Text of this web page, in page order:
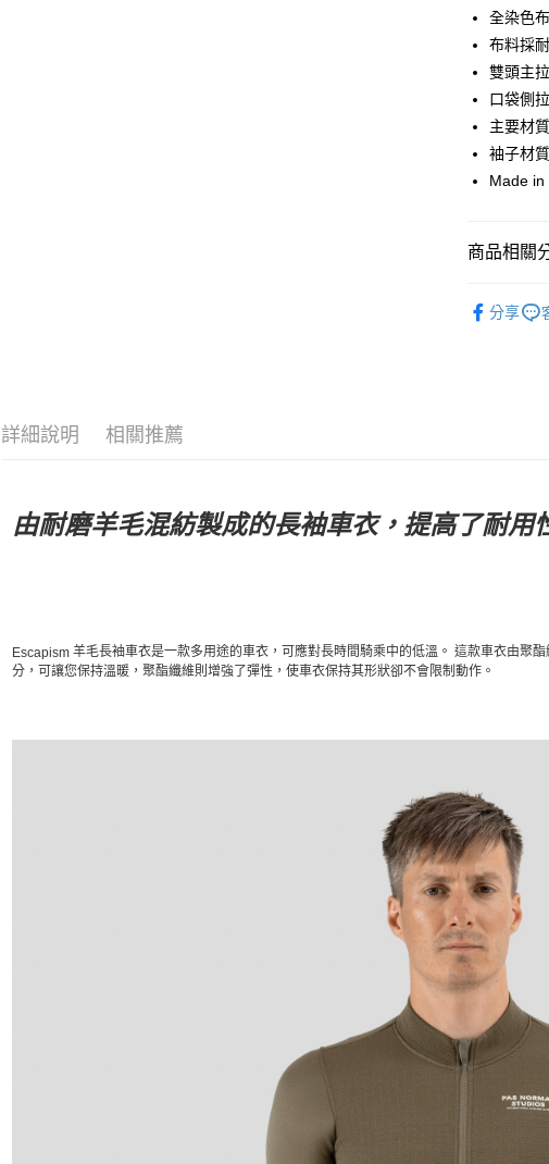
運送方式
全家店到店
每筆
付款後全家
每筆
每筆NT$80
每筆
全染色
布料採
雙頭主
口袋側
主要材
袖子材
Made in
商品相關
分享
詳細說明 相關推薦
由耐磨羊毛混紡製成的長袖車衣，提高了耐用
Escapism羊毛長袖車衣是一款多用途的車衣，可應對長時間騎乘中的低溫。 這款車衣由聚
分，可讓您保持溫暖，聚酯纖維則增強了彈性，使車衣保持其形狀卻不會限制動作。